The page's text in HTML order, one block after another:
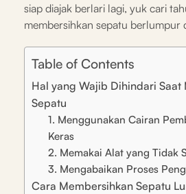
siap diajak berlari lagi, yuk cari
membersihkan sepatu berlumpur
Table of Contents
Hal yang Wajib Dihindari Saat
Sepatu
1. Menggunakan Cairan
Keras
2. Memakai Alat yang Tidak
3. Mengabaikan Proses
Cara Membersihkan Sepatu